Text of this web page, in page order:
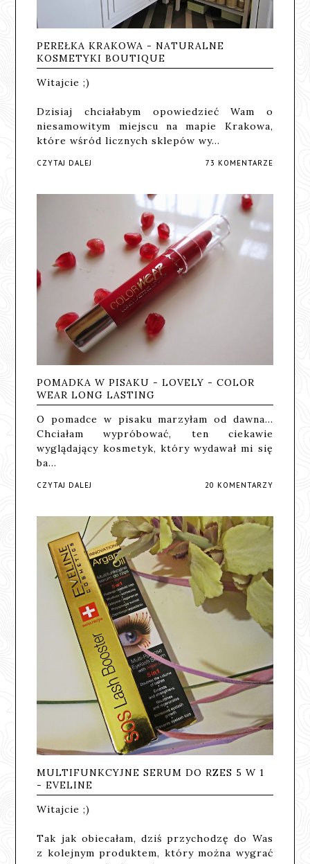
PEREŁKA KRAKOWA - NATURALNE
KOSMETYKI BOUTIQUE
Witajcie ;)
Dzisiaj chciałabym opowiedzieć Wam o
niesamowitym miejscu na mapie Krakowa,
które wśród licznych sklepów wy…
CZYTAJ DALEJ 73 KOMENTARZE
POMADKA W PISAKU - LOVELY - COLOR
WEAR LONG LASTING
O pomadce w pisaku marzyłam od dawna...
Chciałam wypróbować, ten ciekawie
wyglądający kosmetyk, który wydawał mi się
ba…
CZYTAJ DALEJ 20 KOMENTARZY
MULTIFUNKCYJNE SERUM DO RZES 5 W 1
- EVELINE
Witajcie ;)
Tak jak obiecałam, dziś przychodzę do Was
z kolejnym produktem, który można wygrać